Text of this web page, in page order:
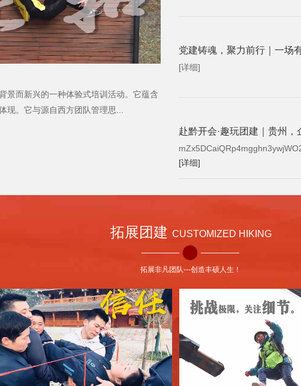
景而新兴的一种体验式培训活动。它蕴含
现。它与源自西方团队管理思...
党建铸魂，聚力前行｜一场
[详细]
赴黔开会·趣玩团建｜贵州，
[详细]
拓展团建 CUSTOMIZED HIKING
拓展非凡团队---创造丰硕人生！